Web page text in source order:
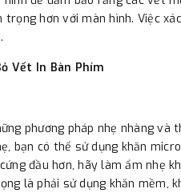
hơn với màn hình. Việc
Vết In Bàn Phím
phương pháp nhẹ nhàng và
bạn có thể sử dụng khăn
đầu hơn, hãy làm ẩm nhẹ
là phải sử dụng khăn mềm,